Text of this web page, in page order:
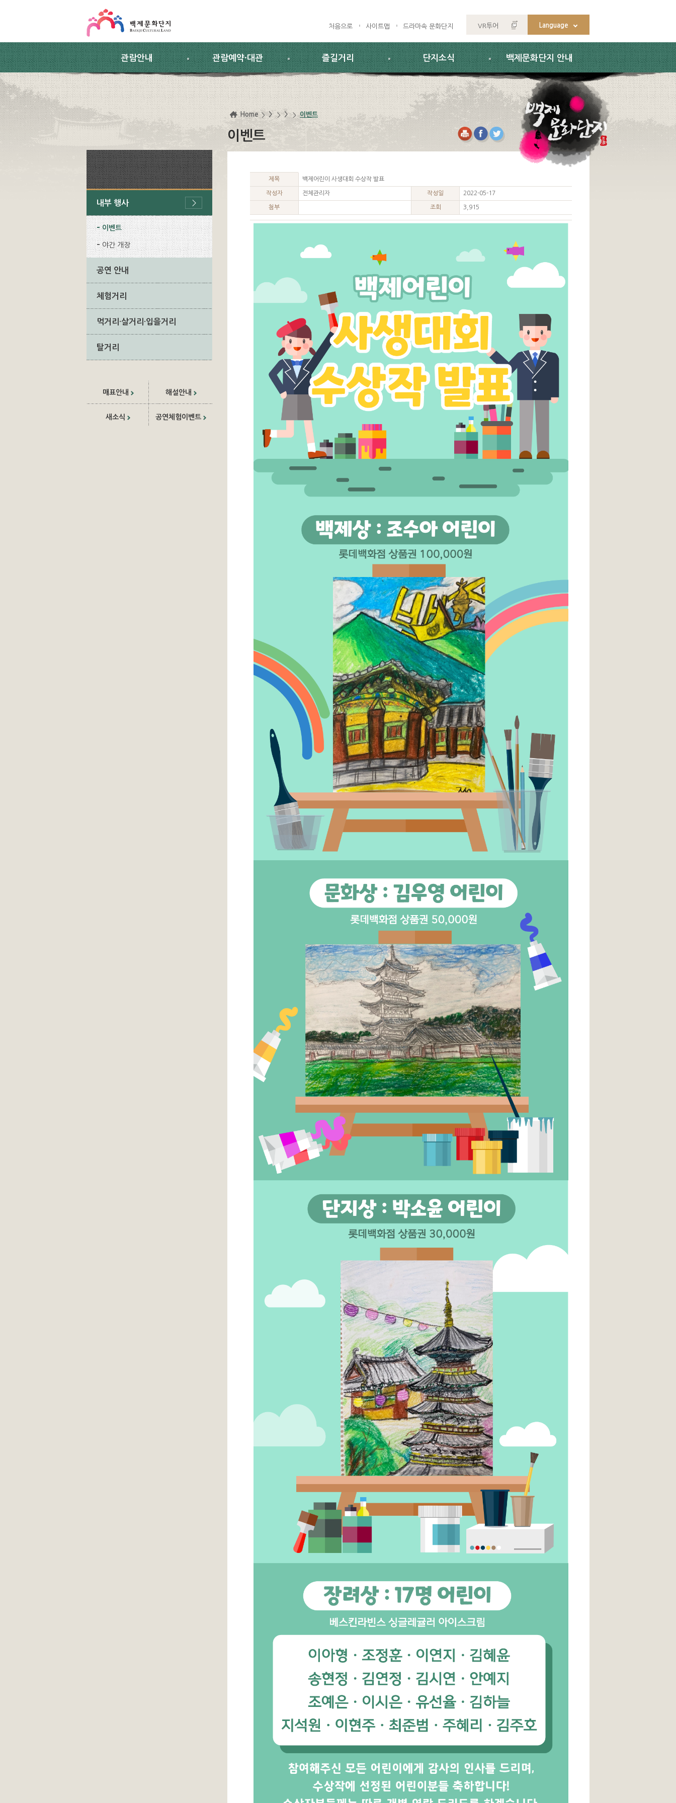
처음으로 사이트맵 드라마속 문화단지 VR투어 Language
관람안내 관람예약·대관 즐길거리 단지소식 백제문화단지 안내
내부 행사
이벤트
야간 개장
공연 안내
체험거리
먹거리·살거리·입을거리
탈거리
매표안내 해설안내
새소식 공연체험이벤트
Home > > 이벤트
이벤트
제목 백제어린이 사생대회 수상작 발표
작성자 전체관리자 작성일 2022-05-17
첨부 조회 3,915